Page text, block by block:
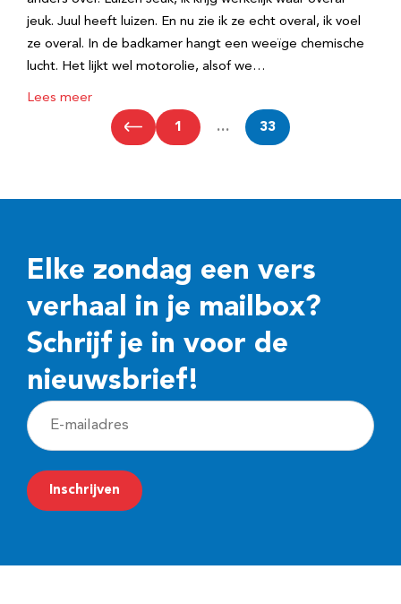
jeuk. Juul heeft luizen. En nu zie ik ze echt overal, ik voel
ze overal. In de badkamer hangt een weeïge chemische
lucht. Het lijkt wel motorolie, alsof we…
Lees meer
1 … 33
Elke zondag een vers
verhaal in je mailbox?
Schrijf je in voor de
nieuwsbrief!
E
-
m
a
Inschrijven